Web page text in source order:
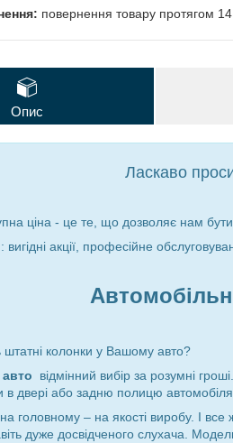
повернення товару протягом 14
Опис
Ласкаво
ціна - це те, що дозволяє нам
вигідні акції, професійне
штатні колонки у Вашому авто?
авто відмінний вибір за розумні
в двері або задню полицю
головному – на якості виробу. І
дуже досвідченого слухача.